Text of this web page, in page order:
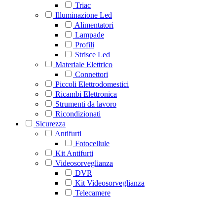
Triac
Illuminazione Led
Alimentatori
Lampade
Profili
Strisce Led
Materiale Elettrico
Connettori
Piccoli Elettrodomestici
Ricambi Elettronica
Strumenti da lavoro
Ricondizionati
Sicurezza
Antifurti
Fotocellule
Kit Antifurti
Videosorveglianza
DVR
Kit Videosorveglianza
Telecamere